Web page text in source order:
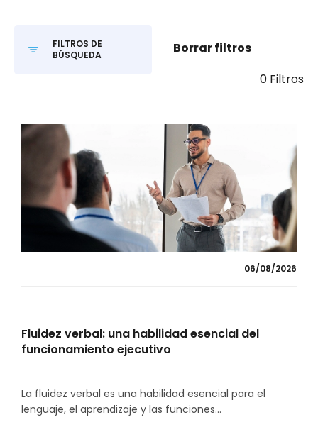
FILTROS DE
BÚSQUEDA
Borrar filtros
0 Filtros
06/08/2026
Fluidez verbal: una habilidad esencial del
funcionamiento ejecutivo
La fluidez verbal es una habilidad esencial para el
lenguaje, el aprendizaje y las funciones...